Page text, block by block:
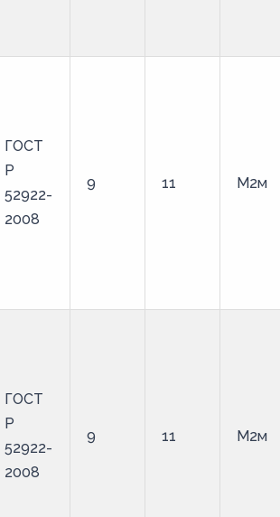
ГОСТ
Р
52922-
2008
9 11 М2м
ГОСТ
Р
52922-
2008
9 11 М2м